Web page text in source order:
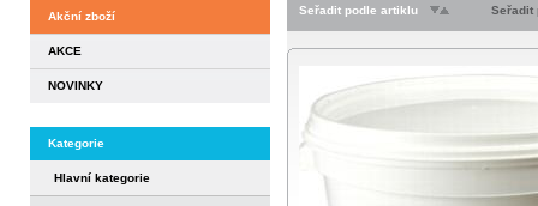
Akční zboží
AKCE
NOVINKY
Kategorie
Hlavní kategorie
Seřadit podle artiklu Seřadit